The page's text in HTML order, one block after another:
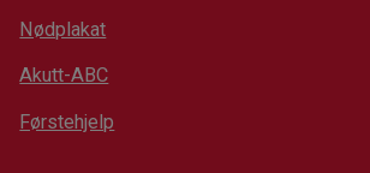
Nødplakat
Akutt-ABC
Førstehjelp